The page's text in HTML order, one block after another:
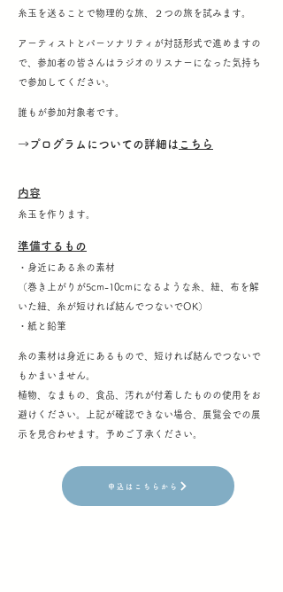
内容
糸玉を作ります。
準備するもの
・身近にある糸の素材
（巻き上がりが5cm-10cmになるような糸、紐、布を解
いた紐、糸が短ければ結んでつないでOK）
・紙と鉛筆
糸の素材は身近にあるもので、短ければ結んでつないで
もかまいません。
植物、なまもの、食品、汚れが付着したものの使用をお
避けください。上記が確認できない場合、展覧会での展
示を見合わせます。予めご了承ください。
糸玉を送ることで物理的な旅、２つの旅を試みます。
アーティストとパーソナリティが対話形式で進めますの
で、参加者の皆さんはラジオのリスナーになった気持ち
で参加してください。
誰もが参加対象者です。
→プログラムについての詳細は こちら
申込はこちらから